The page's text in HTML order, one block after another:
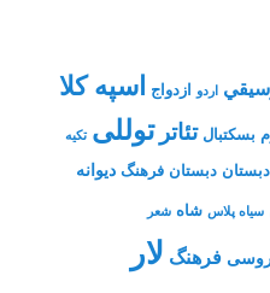
اردو ازدواج اسپه کلا
بسکتبال تئاتر توللی تکیه
دبستان دبستان فرهنگ دیوانه
سیاه پلاس شاه شعر
فرهنگ لار